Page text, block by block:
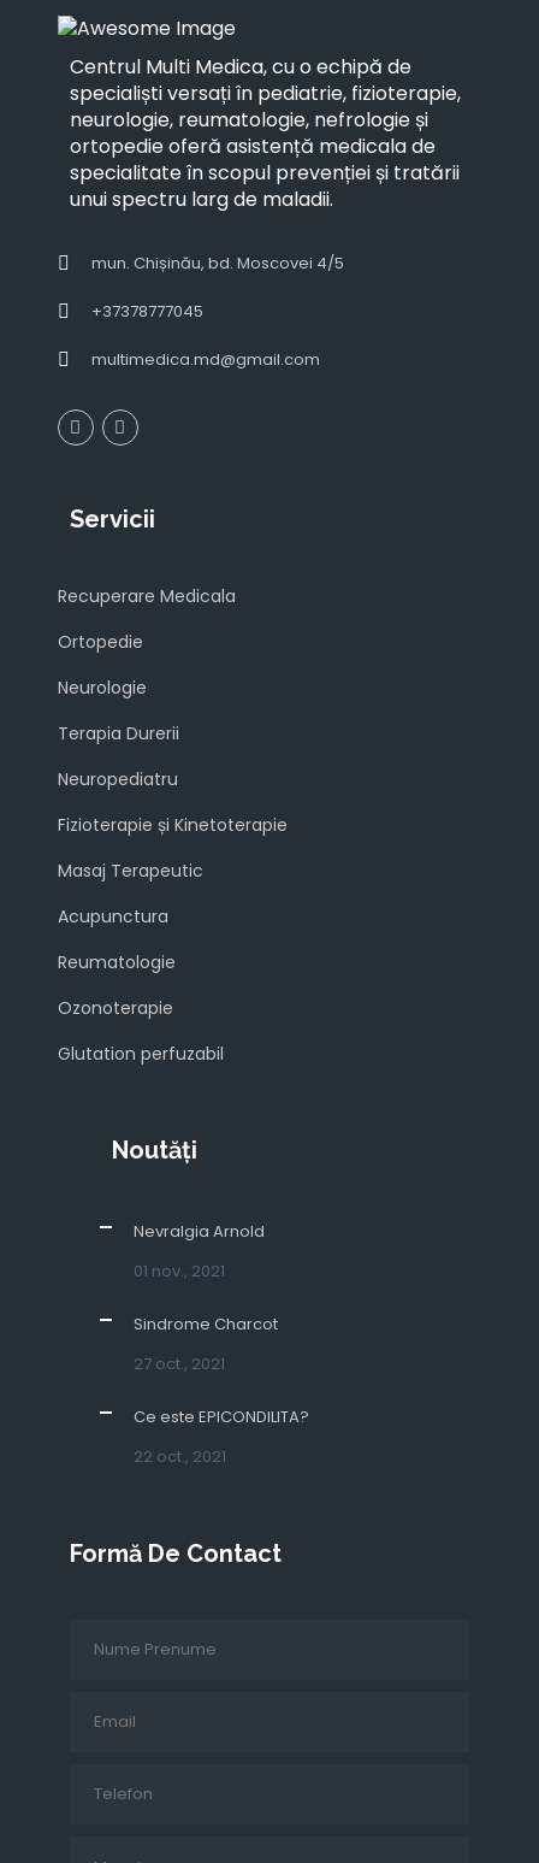
Centrul Multi Medica, cu o echipă de
specialiști versați în pediatrie, fizioterapie,
neurologie, reumatologie, nefrologie și
ortopedie oferă asistență medicala de
specialitate în scopul prevenției și tratării
unui spectru larg de maladii.
mun. Chișinău, bd. Moscovei 4/5
+37378777045
multimedica.md@gmail.com
Servicii
Recuperare Medicala
Ortopedie
Neurologie
Terapia Durerii
Neuropediatru
Fizioterapie și Kinetoterapie
Masaj Terapeutic
Acupunctura
Reumatologie
Ozonoterapie
Glutation perfuzabil
Noutăți
Nevralgia Arnold
01 nov., 2021
Sindrome Charcot
27 oct., 2021
Ce este EPICONDILITA?
22 oct., 2021
Formă De Contact